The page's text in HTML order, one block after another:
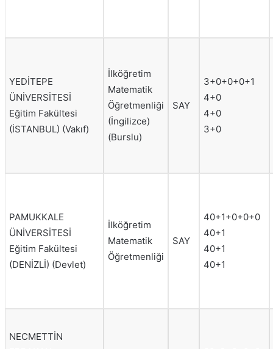
YEDİTEPE
ÜNİVERSİTESİ
Eğitim Fakültesi
(İSTANBUL) (Vakıf)
İlköğretim
Matematik
Öğretmenliği
(İngilizce)
(Burslu)
SAY
3+0+0+0+1
4+0
4+0
3+0
PAMUKKALE
ÜNİVERSİTESİ
Eğitim Fakültesi
(DENİZLİ) (Devlet)
İlköğretim
Matematik
Öğretmenliği
SAY
40+1+0+0+0
40+1
40+1
40+1
NECMETTİN